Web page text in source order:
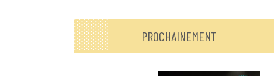
PROCHAINEMENT